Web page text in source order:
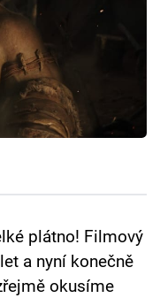
plátno! Filmový
a nyní konečně
okusíme